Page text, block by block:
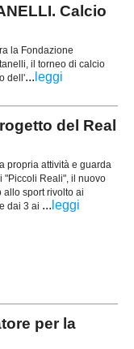
Calcio
la Fondazione
il torneo di calcio
dell'... leggi
del Real
propria attività e guarda
"Piccoli Reali", il nuovo
allo sport rivolto ai
dai 3 ai ... leggi
per la